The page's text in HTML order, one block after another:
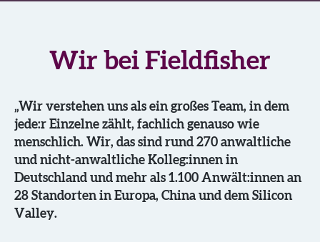
Wir bei Fieldfisher
„Wir verstehen uns als ein großes Team, in dem
jede:r Einzelne zählt, fachlich genauso wie
menschlich. Wir, das sind rund 270 anwaltliche
und nicht-anwaltliche Kolleg:innen in
Deutschland und mehr als 1.100 Anwält:innen an
28 Standorten in Europa, China und dem Silicon
Valley.